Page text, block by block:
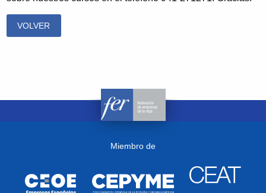
VOLVER
Miembro de